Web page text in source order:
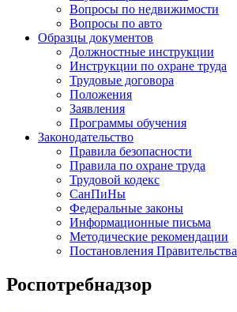
Вопросы по недвижимости
Вопросы по авто
Образцы документов
Должностные инструкции
Инструкции по охране труда
Трудовые договора
Положения
Заявления
Программы обучения
Законодательство
Правила безопасности
Правила по охране труда
Трудовой кодекс
СанПиНы
Федеральные законы
Информационные письма
Методические рекомендации
Постановления Правительства
Роспотребнадзор